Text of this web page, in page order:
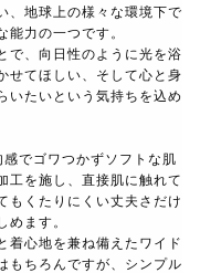
、地球上の様々な環境下で
力の一つです。
で、向日性のように光を浴
せてほしい、そして心と身
いたいという気持ちを込め
でゴワつかずソフトな肌
工を施し、直接肌に触れて
もくたりにくい丈夫さだけ
ます。
着心地を兼ね備えたワイド
もちろんですが、シンプル